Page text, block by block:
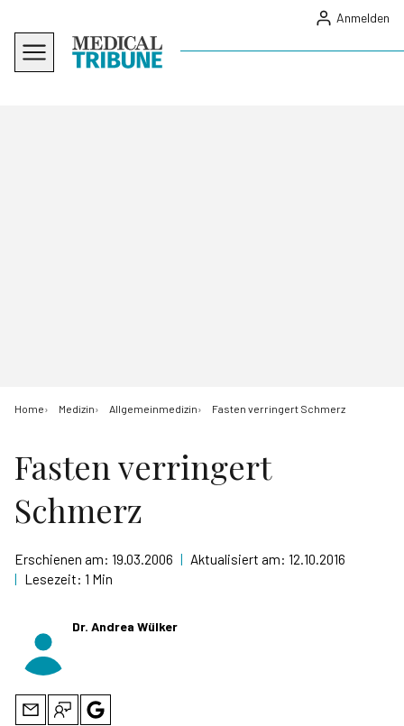
Anmelden
Home Medizin Allgemeinmedizin Fasten verringert Schmerz
Fasten verringert
Schmerz
Erschienen am: 19.03.2006 | Aktualisiert am: 12.10.2016
| Lesezeit: 1 Min
Dr. Andrea Wülker